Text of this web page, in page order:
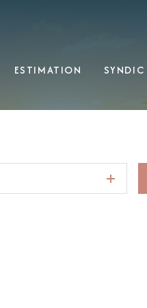
ESTIMATION SYNDIC